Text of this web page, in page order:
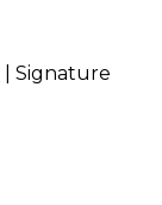
| Signature